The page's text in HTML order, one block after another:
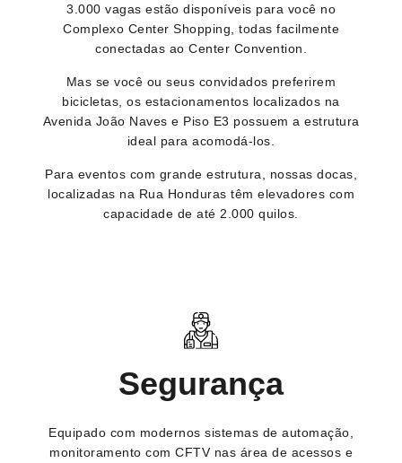
3.000 vagas estão disponíveis para você no
Complexo Center Shopping, todas facilmente
conectadas ao Center Convention.
Mas se você ou seus convidados preferirem
bicicletas, os estacionamentos localizados na
Avenida João Naves e Piso E3 possuem a estrutura
ideal para acomodá-los.
Para eventos com grande estrutura, nossas docas,
localizadas na Rua Honduras têm elevadores com
capacidade de até 2.000 quilos.
Segurança
Equipado com modernos sistemas de automação,
monitoramento com CFTV nas área de acessos e